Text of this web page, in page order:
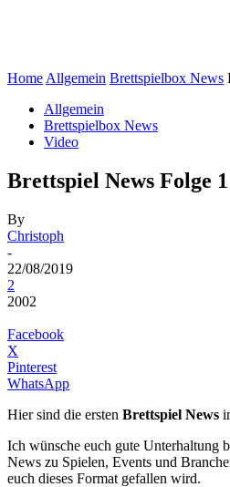
Home Allgemein Brettspielbox News
Allgemein
Brettspielbox News
Video
Brettspiel News Folge 1
By
Christoph
-
22/08/2019
2
2002
Facebook
X
Pinterest
WhatsApp
Hier sind die ersten Brettspiel News
Ich wünsche euch gute Unterhaltung
News zu Spielen, Events und
euch dieses Format gefallen wird.